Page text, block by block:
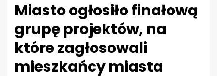
Miasto ogłosiło finałową
grupę projektów, na
które zagłosowali
mieszkańcy miasta